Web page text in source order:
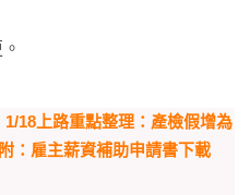
1/18上路重點整理：產檢假增為
：雇主薪資補助申請書下載